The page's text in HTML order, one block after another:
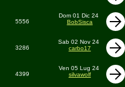
5556
Dom 01 Dic 24
BobSisca
3286
Sab 02 Nov 24
carbo17
4399
Ven 05 Lug 24
silvawolf